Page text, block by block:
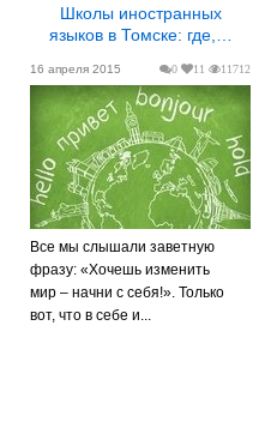
Школы иностранных
языков в Томске: где,…
0 11 11712
16 апреля 2015
Все мы слышали заветную
фразу: «Хочешь изменить
мир – начни с себя!». Только
вот, что в себе и...